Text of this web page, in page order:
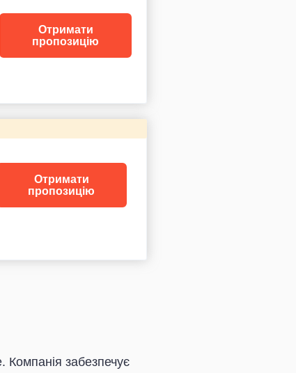
Отримати
пропозицію
Отримати
пропозицію
забезпечує